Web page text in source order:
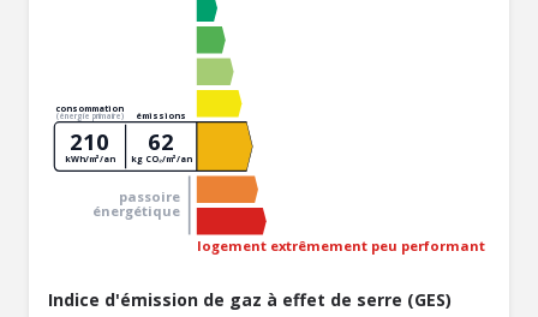
logement extrêmement peu performant
passoire
énergétique
consommation
(énergie primaire) émissions
210
kWh/m²/an
62
kg CO₂/m²/an
Indice d'émission de gaz à effet de serre (GES)